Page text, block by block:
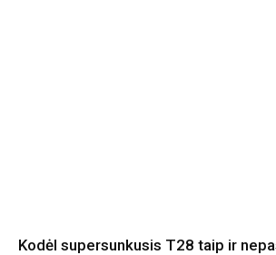
Kodėl supersunkusis T28 taip ir